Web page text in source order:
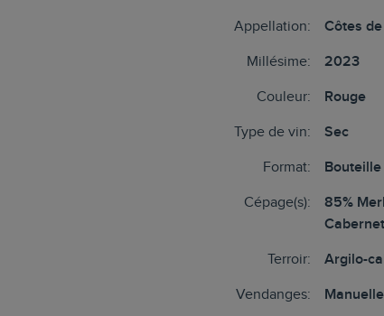
Appellation: Côtes
Millésime: 2023
Couleur: Rouge
Type de vin: Sec
Format:
Cépage(s):
85%
Terroir: Argilo-
Vendanges: